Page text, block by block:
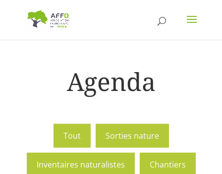
Agenda
Tout Sorties nature
Inventaires naturalistes Chantiers